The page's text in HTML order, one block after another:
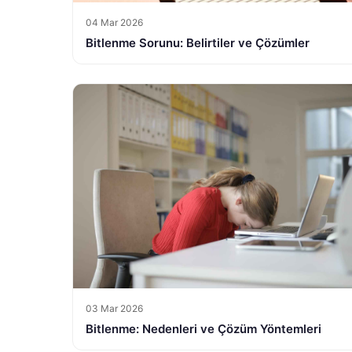
04 Mar 2026
Bitlenme Sorunu: Belirtiler ve Çözümler
03 Mar 2026
Bitlenme: Nedenleri ve Çözüm Yöntemleri